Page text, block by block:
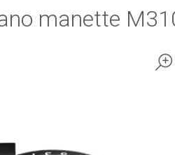
manette